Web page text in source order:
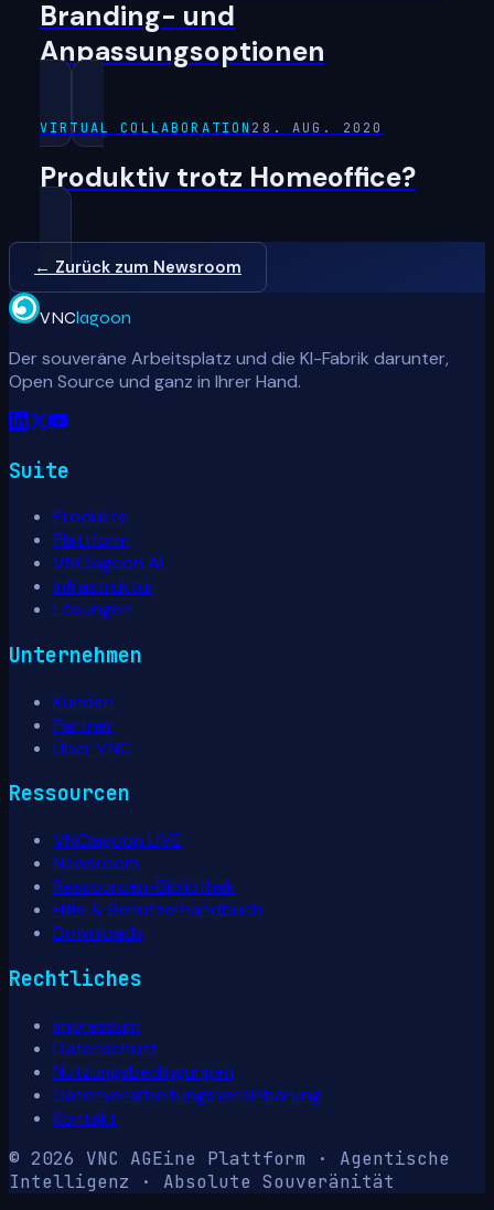
Branding- und
Anpassungsoptionen
VIRTUAL COLLABORATION 28. AUG. 2020
Produktiv trotz Homeoffice?
← Zurück zum Newsroom
VNClagoon
Der souveräne Arbeitsplatz und die KI-Fabrik darunter,
Open Source und ganz in Ihrer Hand.
Suite
Produkte
Plattform
VNClagoon AI
Infrastruktur
Lösungen
Unternehmen
Kunden
Partner
Über VNC
Ressourcen
VNClagoon LIVE
Newsroom
Ressourcen-Bibliothek
Hilfe & Benutzerhandbuch
Downloads
Rechtliches
Impressum
Datenschutz
Nutzungsbedingungen
Datenverarbeitungsvereinbarung
Kontakt
© 2026 VNC AGEine Plattform · Agentische
Intelligenz · Absolute Souveränität